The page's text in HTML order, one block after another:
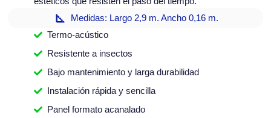
Medidas: Largo 2,9 m. Ancho 0,16 m.
Termo-acústico
Resistente a insectos
Bajo mantenimiento y larga durabilidad
Instalación rápida y sencilla
Panel formato acanalado